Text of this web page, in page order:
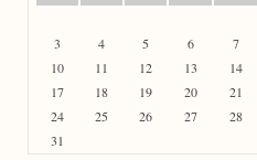
3
4 5 6 7
10
11 12 13 14
17
18 19 20 21
24
25 26 27 28
31